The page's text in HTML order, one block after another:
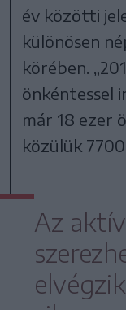
év közötti
különösen
körében.
önkéntessel
már 18 ezer
közülük
Az